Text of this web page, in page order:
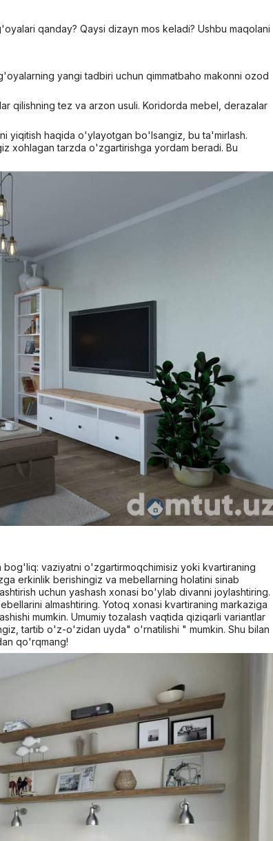
qanday? Qaysi dizayn mos keladi? Ushbu maqolani
yangi tadbiri uchun qimmatbaho makonni ozod
qilishning tez va arzon usuli. Koridorda mebel, derazalar
yiqitish haqida o'ylayotgan bo'lsangiz, bu ta'mirlash.
xohlagan tarzda o'zgartirishga yordam beradi. Bu
bog'liq: vaziyatni o'zgartirmoqchimisiz yoki kvartiraning
erkinlik berishingiz va mebellarning holatini sinab
uchun yashash xonasi bo'ylab divanni joylashtiring.
almashtiring. Yotoq xonasi kvartiraning markaziga
mumkin. Umumiy tozalash vaqtida qiziqarli variantlar
tartib o'z-o'zidan uyda" o'rnatilishi " mumkin. Shu bilan
qo'rqmang!